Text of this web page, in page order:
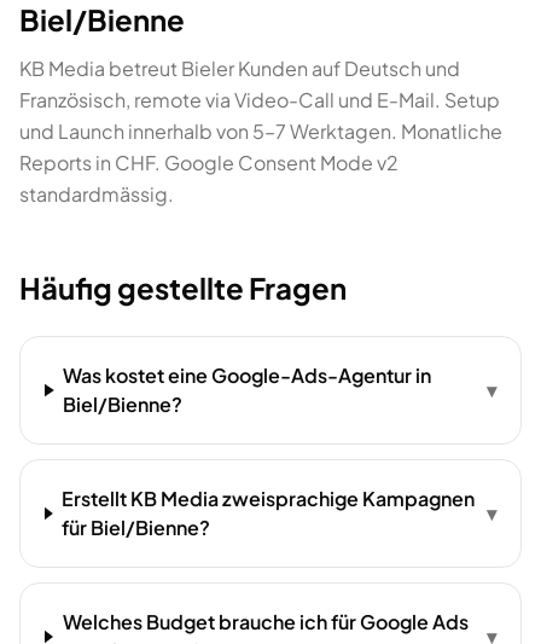
Biel/Bienne
KB Media betreut Bieler Kunden auf Deutsch und
Französisch, remote via Video-Call und E-Mail. Setup
und Launch innerhalb von 5–7 Werktagen. Monatliche
Reports in CHF. Google Consent Mode v2
standardmässig.
Häufig gestellte Fragen
Was kostet eine Google-Ads-Agentur in
Biel/Bienne?
▾
Erstellt KB Media zweisprachige Kampagnen
für Biel/Bienne?
▾
Welches Budget brauche ich für Google Ads
▾